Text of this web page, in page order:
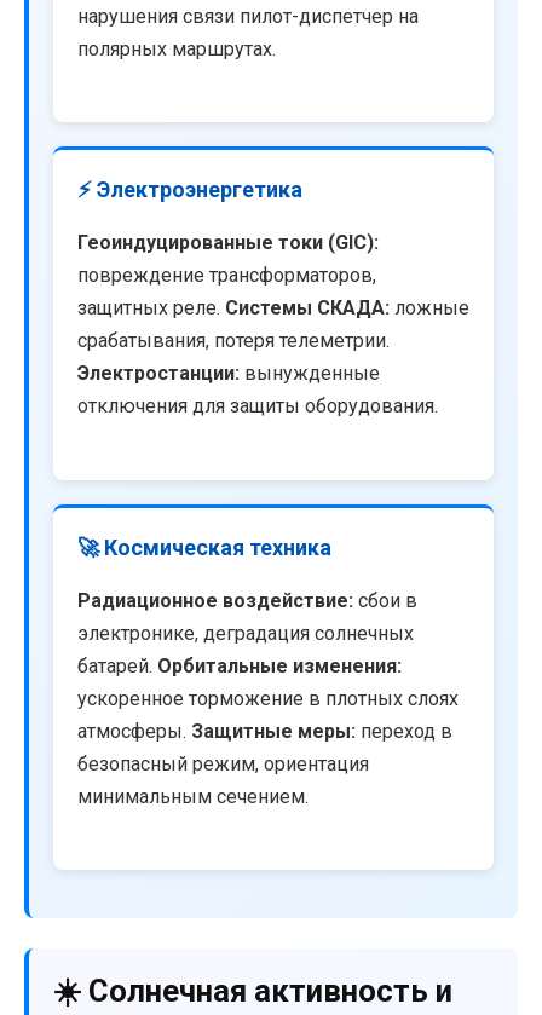
нарушения связи пилот-диспетчер на
полярных маршрутах.
⚡ Электроэнергетика
Геоиндуцированные токи (GIC):
повреждение трансформаторов,
защитных реле. Системы СКАДА: ложные
срабатывания, потеря телеметрии.
Электростанции: вынужденные
отключения для защиты оборудования.
🚀 Космическая техника
Радиационное воздействие: сбои в
электронике, деградация солнечных
батарей. Орбитальные изменения:
ускоренное торможение в плотных слоях
атмосферы. Защитные меры: переход в
безопасный режим, ориентация
минимальным сечением.
☀️ Солнечная активность и